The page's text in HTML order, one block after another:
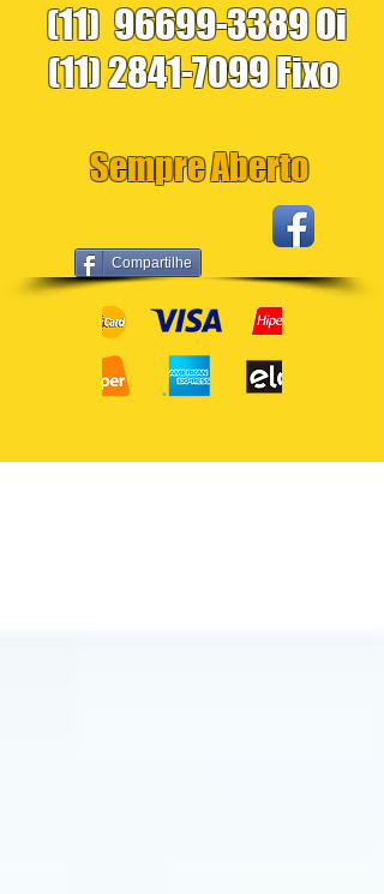
Compartilhe
(11) 96699-3389Oi
(11) 2841-7099Fixo
Sempre Aberto